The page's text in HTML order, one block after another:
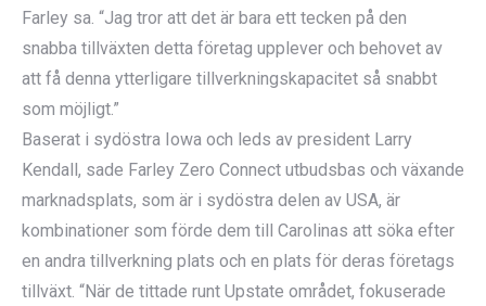
Farley sa. “Jag tror att det är bara ett tecken på den
snabba tillväxten detta företag upplever och behovet av
att få denna ytterligare tillverkningskapacitet så snabbt
som möjligt.”
Baserat i sydöstra Iowa och leds av president Larry
Kendall, sade Farley Zero Connect utbudsbas och växande
marknadsplats, som är i sydöstra delen av USA, är
kombinationer som förde dem till Carolinas att söka efter
en andra tillverkning plats och en plats för deras företags
tillväxt. “När de tittade runt Upstate området, fokuserade